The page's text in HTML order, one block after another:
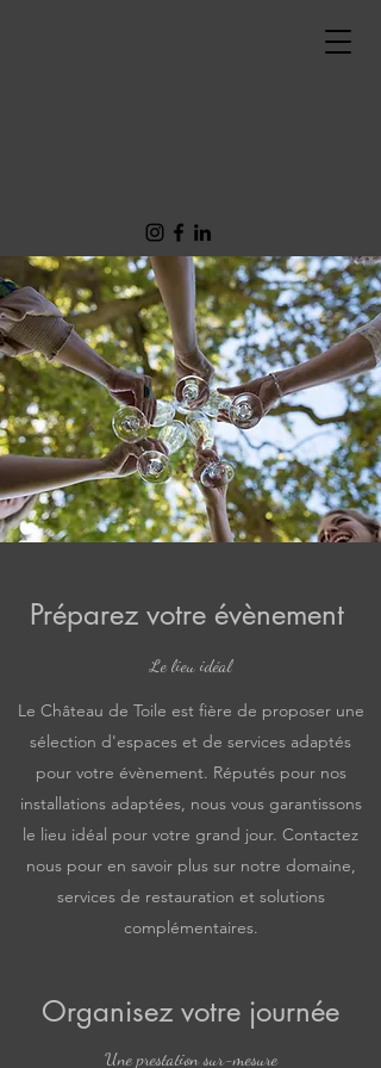
Préparez votre évènement
Le lieu idéal
Le Château de Toile est fière de proposer une
sélection d'espaces et de services adaptés
pour votre évènement. Réputés pour nos
installations adaptées, nous vous garantissons
le lieu idéal pour votre grand jour. Contactez
nous pour en savoir plus sur notre domaine,
services de restauration et solutions
complémentaires.
Organisez votre journée
Une prestation sur-mesure